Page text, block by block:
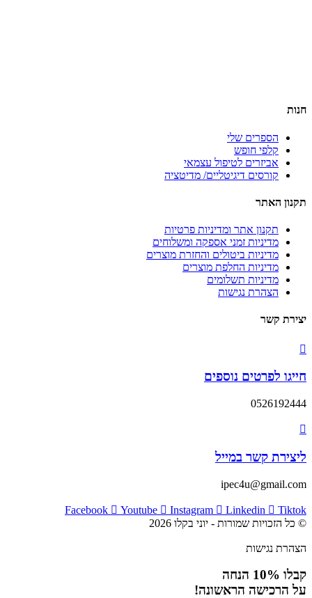
חנות
הספרים שלי
קלפי חופש
אביזרים לטיפול עצמאי
קורסים דיגיטליים/ מדיטציה
תקנון האתר
תקנון אתר ומדיניות פרטיות
מדיניות זמני אספקה ומשלוחים
מדיניות ביטולים והחזרת מוצרים
מדיניות החלפת מוצרים
מדיניות תשלומים
הצהרת נגישות
יצירת קשר
חייגו לפרטים נוספים
0526192444
ליצירת קשר במייל
ipec4u@gmail.com
Facebook Youtube Instagram Linkedin
Tiktok
© כל הזכויות שמורות - יוני בקלו 2026
הצהרת נגישות
קבלו 10% הנחה
על הרכישה הראשונה!